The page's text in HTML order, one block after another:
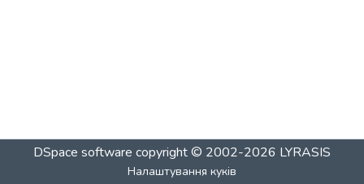
DSpace software copyright © 2002-2026 LYRASIS
Налаштування куків